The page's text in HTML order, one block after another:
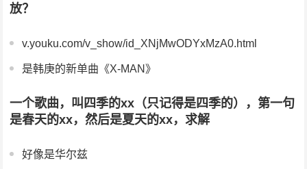
放？
v.youku.com/v_show/id_XNjMwODYxMzA0.html
是韩庚的新单曲《X-MAN》
一个歌曲，叫四季的xx（只记得是四季的），第一句
是春天的xx，然后是夏天的xx，求解
好像是华尔兹